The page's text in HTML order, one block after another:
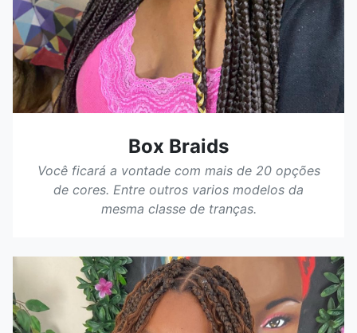
Box Braids
Você ficará a vontade com mais de 20 opções
de cores. Entre outros varios modelos da
mesma classe de tranças.